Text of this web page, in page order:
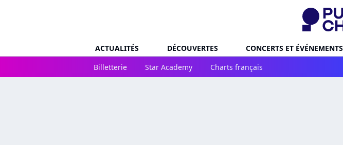
ACTUALITÉS DÉCOUVERTES CONCERTS ET ÉVÉNEMENTS
Billetterie
Star Academy Charts français